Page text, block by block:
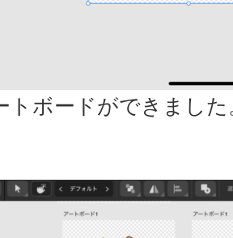
トボードができました